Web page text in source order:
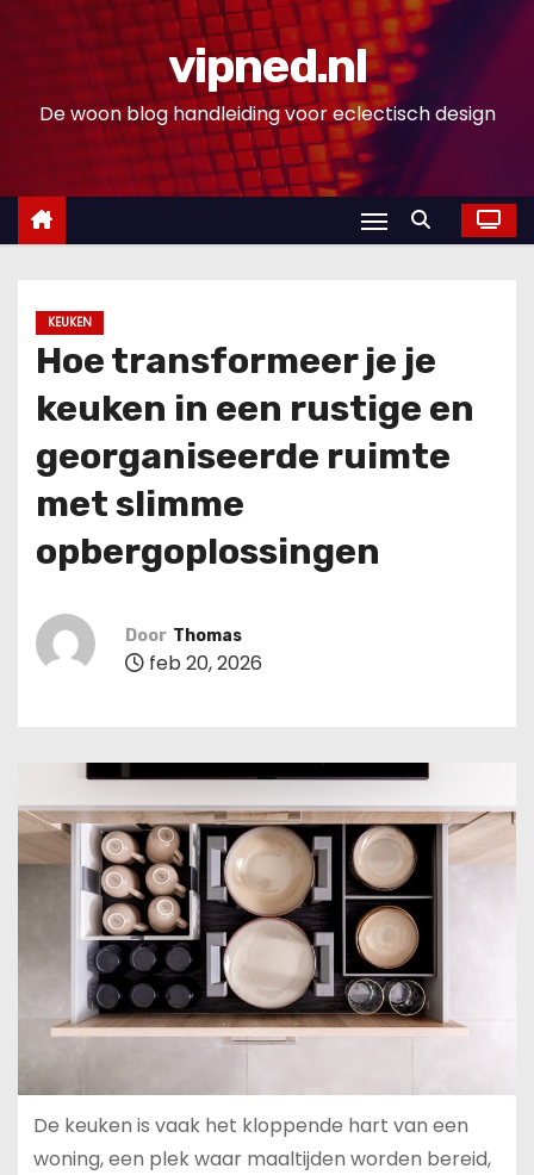
n
vipned.nl
De woon blog handleiding voor eclectisch design
KEUKEN
Hoe transformeer je je
keuken in een rustige en
georganiseerde ruimte
met slimme
opbergoplossingen
Door Thomas
feb 20, 2026
De keuken is vaak het kloppende hart van een
woning, een plek waar maaltijden worden bereid,